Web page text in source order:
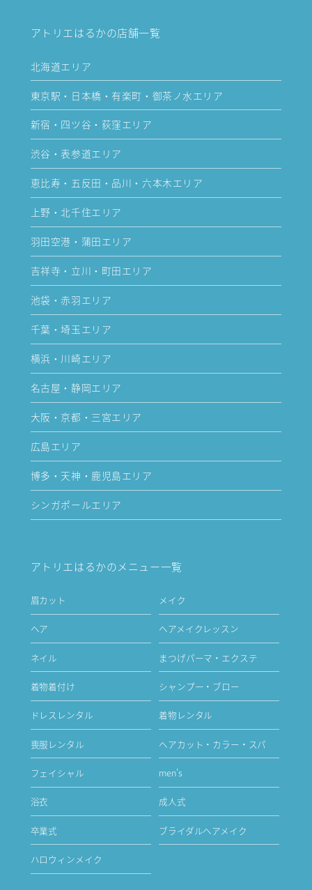
アトリエはるかの店舗一覧
北海道エリア
東京駅・日本橋・有楽町・御茶ノ水エリア
新宿・四ツ谷・荻窪エリア
渋谷・表参道エリア
恵比寿・五反田・品川・六本木エリア
上野・北千住エリア
羽田空港・蒲田エリア
吉祥寺・立川・町田エリア
池袋・赤羽エリア
千葉・埼玉エリア
横浜・川崎エリア
名古屋・静岡エリア
大阪・京都・三宮エリア
広島エリア
博多・天神・鹿児島エリア
シンガポールエリア
アトリエはるかのメニュー一覧
眉カット メイク
ヘア ヘアメイクレッスン
ネイル まつげパーマ・エクステ
着物着付け シャンプー・ブロー
ドレスレンタル 着物レンタル
喪服レンタル ヘアカット・カラー・スパ
フェイシャル men's
浴衣 成人式
卒業式 ブライダルヘアメイク
ハロウィンメイク